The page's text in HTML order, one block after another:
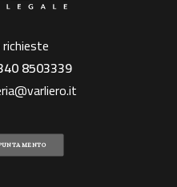
8503339